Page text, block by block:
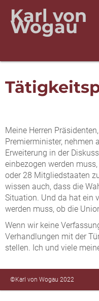
Karl von
Wogau
Meine Herren
Premierminister, nehmen
Erweiterung in der
einbezogen werden
oder 28 Mitgliedstaaten
wissen auch, dass die
Situation. Und da hat ein
werden muss, ob die
Wenn wir keine
Verhandlungen mit der
stellen. Ich und viele
©Karl von Wogau 2022